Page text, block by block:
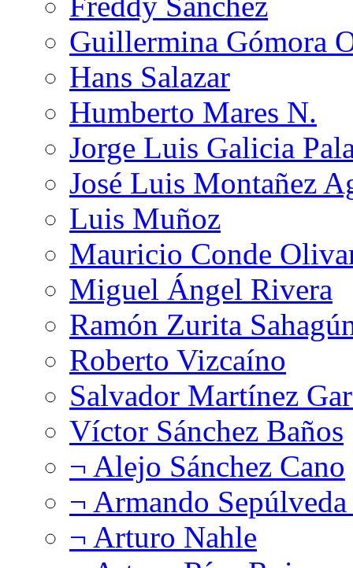
Guillermina Gómora
Hans Salazar
Humberto Mares N.
Jorge Luis Galicia
José Luis Montañez
Luis Muñoz
Mauricio Conde
Miguel Ángel Rivera
Ramón Zurita
Roberto Vizcaíno
Salvador Martínez
Víctor Sánchez Baños
¬ Alejo Sánchez Cano
¬ Armando
¬ Arturo Nahle